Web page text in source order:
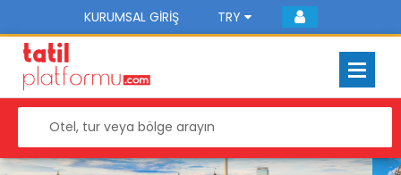
KURUMSAL GIRIŞ TRY